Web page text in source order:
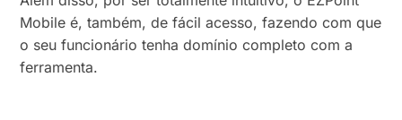
Mobile é, também, de fácil acesso, fazendo com que
o seu funcionário tenha domínio completo com a
ferramenta.